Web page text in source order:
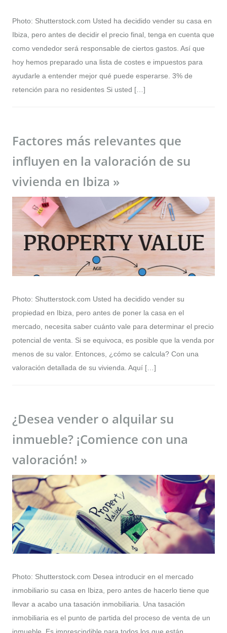
Photo: Shutterstock.com Usted ha decidido vender su casa en
Ibiza, pero antes de decidir el precio final, tenga en cuenta que
como vendedor será responsable de ciertos gastos. Así que
hoy hemos preparado una lista de costes e impuestos para
ayudarle a entender mejor qué puede esperarse. 3% de
retención para no residentes Si usted […]
Factores más relevantes que
influyen en la valoración de su
vivienda en Ibiza »
Photo: Shutterstock.com Usted ha decidido vender su
propiedad en Ibiza, pero antes de poner la casa en el
mercado, necesita saber cuánto vale para determinar el precio
potencial de venta. Si se equivoca, es posible que la venda por
menos de su valor. Entonces, ¿cómo se calcula? Con una
valoración detallada de su vivienda. Aquí […]
¿Desea vender o alquilar su
inmueble? ¡Comience con una
valoración! »
Photo: Shutterstock.com Desea introducir en el mercado
inmobiliario su casa en Ibiza, pero antes de hacerlo tiene que
llevar a acabo una tasación inmobiliaria. Una tasación
inmobiliaria es el punto de partida del proceso de venta de un